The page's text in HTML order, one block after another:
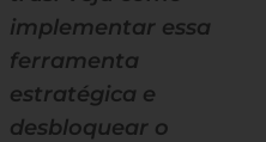
implementar essa
ferramenta
estratégica e
desbloquear o